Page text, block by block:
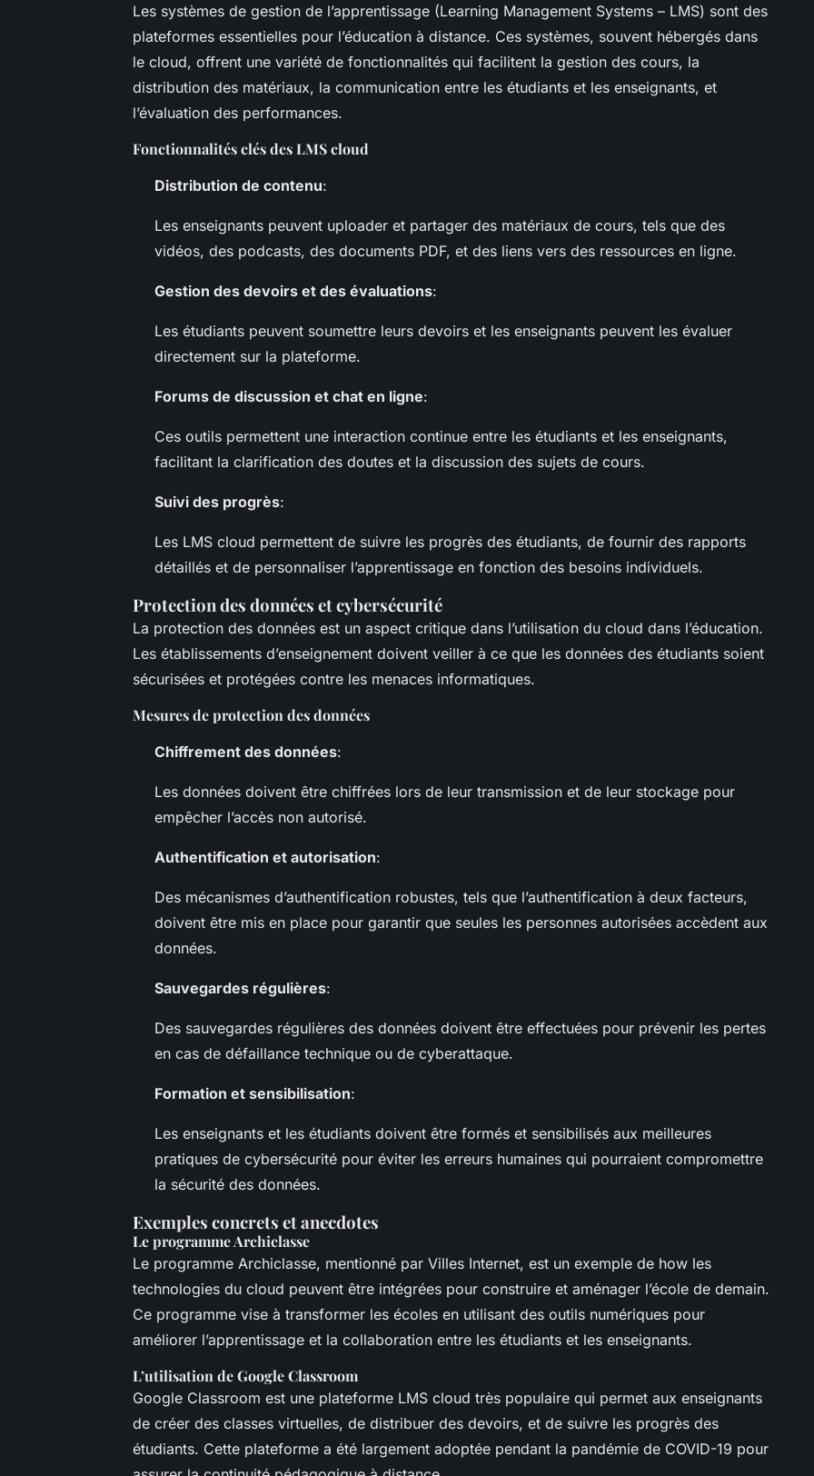
Les systèmes de gestion de l’apprentissage (Learning Management Systems – LMS) sont des
plateformes essentielles pour l’éducation à distance. Ces systèmes, souvent hébergés dans
le cloud, offrent une variété de fonctionnalités qui facilitent la gestion des cours, la
distribution des matériaux, la communication entre les étudiants et les enseignants, et
l’évaluation des performances.
Fonctionnalités clés des LMS cloud
Distribution de contenu:
Les enseignants peuvent uploader et partager des matériaux de cours, tels que des
vidéos, des podcasts, des documents PDF, et des liens vers des ressources en ligne.
Gestion des devoirs et des évaluations:
Les étudiants peuvent soumettre leurs devoirs et les enseignants peuvent les évaluer
directement sur la plateforme.
Forums de discussion et chat en ligne:
Ces outils permettent une interaction continue entre les étudiants et les enseignants,
facilitant la clarification des doutes et la discussion des sujets de cours.
Suivi des progrès:
Les LMS cloud permettent de suivre les progrès des étudiants, de fournir des rapports
détaillés et de personnaliser l’apprentissage en fonction des besoins individuels.
Protection des données et cybersécurité
La protection des données est un aspect critique dans l’utilisation du cloud dans l’éducation.
Les établissements d’enseignement doivent veiller à ce que les données des étudiants soient
sécurisées et protégées contre les menaces informatiques.
Mesures de protection des données
Chiffrement des données:
Les données doivent être chiffrées lors de leur transmission et de leur stockage pour
empêcher l’accès non autorisé.
Authentification et autorisation:
Des mécanismes d’authentification robustes, tels que l’authentification à deux facteurs,
doivent être mis en place pour garantir que seules les personnes autorisées accèdent aux
données.
Sauvegardes régulières:
Des sauvegardes régulières des données doivent être effectuées pour prévenir les pertes
en cas de défaillance technique ou de cyberattaque.
Formation et sensibilisation:
Les enseignants et les étudiants doivent être formés et sensibilisés aux meilleures
pratiques de cybersécurité pour éviter les erreurs humaines qui pourraient compromettre
la sécurité des données.
Exemples concrets et anecdotes
Le programme Archiclasse
Le programme Archiclasse, mentionné par Villes Internet, est un exemple de how les
technologies du cloud peuvent être intégrées pour construire et aménager l’école de demain.
Ce programme vise à transformer les écoles en utilisant des outils numériques pour
améliorer l’apprentissage et la collaboration entre les étudiants et les enseignants.
L’utilisation de Google Classroom
Google Classroom est une plateforme LMS cloud très populaire qui permet aux enseignants
de créer des classes virtuelles, de distribuer des devoirs, et de suivre les progrès des
étudiants. Cette plateforme a été largement adoptée pendant la pandémie de COVID-19 pour